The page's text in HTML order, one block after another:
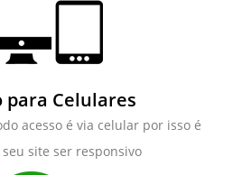
para Celulares
acesso é via celular por isso é
site ser responsivo